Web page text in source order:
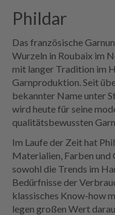
Phildar
Das französische
Wurzeln in Roubaix im
mit langer Tradition im
Garnproduktion. Seit
bekannter Name unter
wird heute für seine
qualitätsbewussten
Im Laufe der Zeit hat
Materialien, Farben
sowohl die Trends im
Bedürfnisse der
klassisches Know-how
legen großen Wert